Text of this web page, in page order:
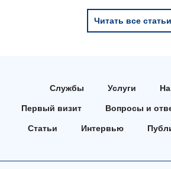
Читать все статьи
Службы Услуги
Первый визит Вопросы и
Статьи Интервью